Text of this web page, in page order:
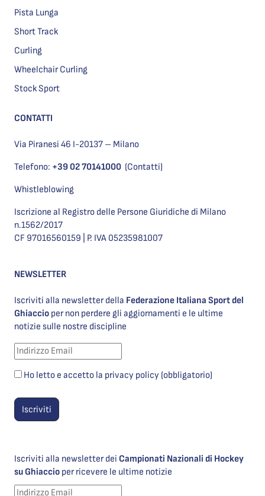
Pista Lunga
Short Track
Curling
Wheelchair Curling
Stock Sport
CONTATTI
Via Piranesi 46 I-20137 – Milano
Telefono: +39 02 70141000 (Contatti)
Whistleblowing
Iscrizione al Registro delle Persone Giuridiche di Milano
n.1562/2017
CF 97016560159 | P. IVA 05235981007
NEWSLETTER
Iscriviti alla newsletter della Federazione Italiana Sport del
Ghiaccio per non perdere gli aggiornamenti e le ultime
notizie sulle nostre discipline
Ho letto e accetto la privacy policy (obbligatorio)
Iscriviti alla newsletter dei Campionati Nazionali di Hockey
su Ghiaccio per ricevere le ultime notizie